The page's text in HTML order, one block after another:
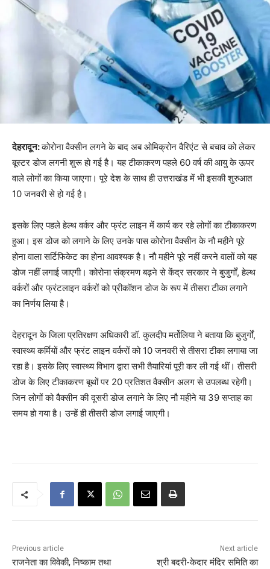
देहरादून:कोरोना वैक्सीन लगने के बाद अब ओमिक्रोन वैरिएंट से बचाव को लेकर
बूस्टर डोज लगनी शुरू हो गई है। यह टीकाकरण पहले 60 वर्ष की आयु के ऊपर
वाले लोगों का किया जाएगा। पूरे देश के साथ ही उत्तराखंड में भी इसकी शुरुआत
10 जनवरी से हो गई है।
इसके लिए पहले हेल्थ वर्कर और फ्रंट लाइन में कार्य कर रहे लोगों का टीकाकरण
हुआ। इस डोज को लगाने के लिए उनके पास कोरोना वैक्सीन के नौ महीने पूरे
होना वाला सर्टिफिकेट का होना आवश्यक है। नौ महीने पूरे नहीं करने वालों को यह
डोज नहीं लगाई जाएगी। कोरोना संक्रमण बढ़ने से केंद्र सरकार ने बुजुर्गों, हेल्थ
वर्करों और फ्रंटलाइन वर्करों को प्रीकॉशन डोज के रूप में तीसरा टीका लगाने
का निर्णय लिया है।
देहरादून के जिला प्रतिरक्षण अधिकारी डॉ. कुलदीप मर्तोलिया ने बताया कि बुजुर्गों,
स्वास्थ्य कर्मियों और फ्रंट लाइन वर्करों को 10 जनवरी से तीसरा टीका लगाया जा
रहा है। इसके लिए स्वास्थ्य विभाग द्वारा सभी तैयारियां पूरी कर ली गई थीं। तीसरी
डोज के लिए टीकाकरण बूथों पर 20 प्रतिशत वैक्सीन अलग से उपलब्ध रहेगी।
जिन लोगों को वैक्सीन की दूसरी डोज लगाने के लिए नौ महीने या 39 सप्ताह का
समय हो गया है। उन्हें ही तीसरी डोज लगाई जाएगी।
Previous article
राजनेता का विवेकी, निष्काम तथा
Next article
श्री बदरी-केदार मंदिर समिति का